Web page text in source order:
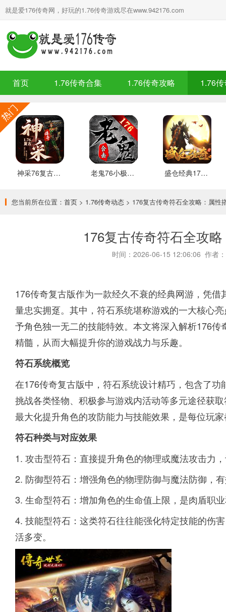
就是爱176传奇网，好玩的1.76传奇游戏尽在www.942176.com
首页 1.76传奇合集 1.76传奇攻略 1.76
神采76复古加强版 安卓下载 老鬼76小极品合击 推荐 盛仓经典176 安卓下载
您当前所在位置： 首页 > 1.76传奇动态 > 176复古传奇符石全攻略：属性
176复古传奇符石全攻
时间：2026-06-15 12:06:06 作者：
176传奇复古版作为一款经久不衰的经典网游，凭
量忠实拥趸。其中，符石系统堪称游戏的一大核心
予角色独一无二的技能特效。本文将深入解析176
精髓，从而大幅提升你的游戏战力与乐趣。
符石系统概览
在176传奇复古版中，符石系统设计精巧，包含了
挑战各类怪物、积极参与游戏内活动等多元途径获
最大化提升角色的攻防能力与技能效果，是每位玩
符石种类与对应效果
1. 攻击型符石：直接提升角色的物理或魔法攻击力
2. 防御型符石：增强角色的物理防御与魔法防御，
3. 生命型符石：增加角色的生命值上限，是肉盾职
4. 技能型符石：这类符石往往能强化特定技能的伤
活多变。